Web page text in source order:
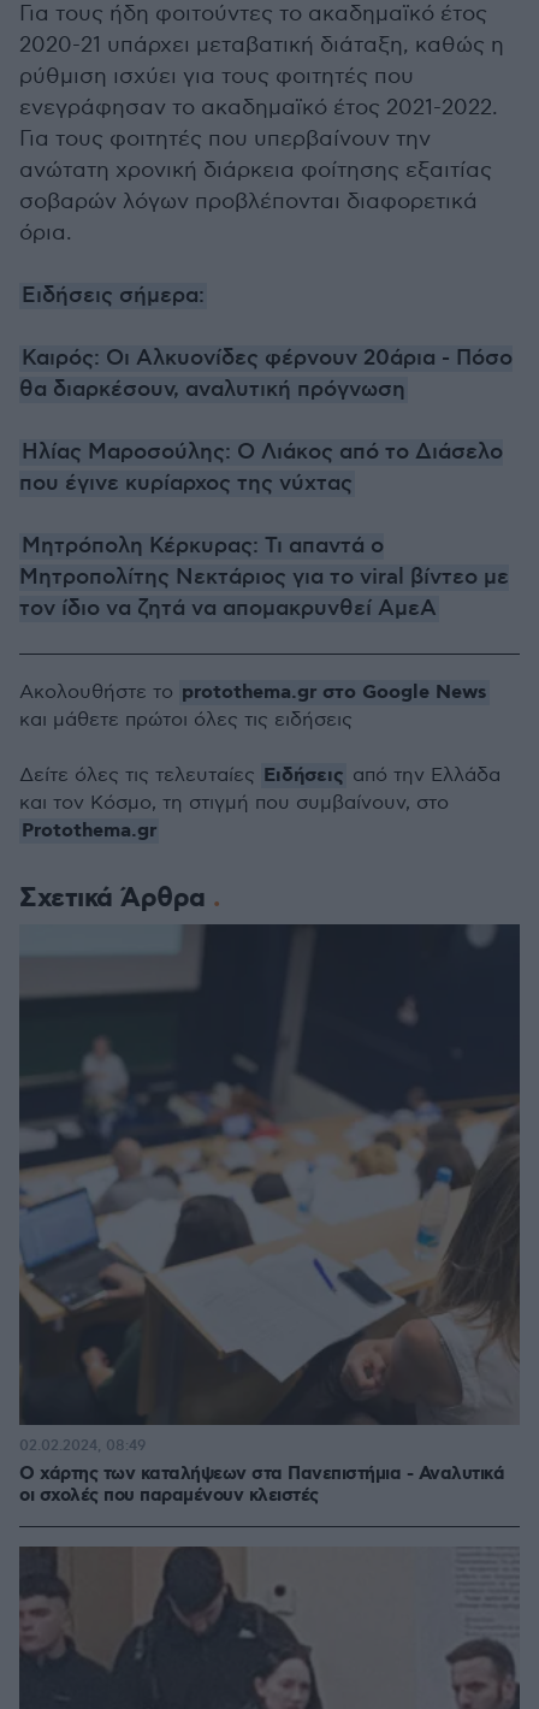
Για τους ήδη φοιτούντες το ακαδημαϊκό έτος
2020-21 υπάρχει μεταβατική διάταξη, καθώς η
ρύθμιση ισχύει για τους φοιτητές που
ενεγράφησαν το ακαδημαϊκό έτος 2021-2022.
Για τους φοιτητές που υπερβαίνουν την
ανώτατη χρονική διάρκεια φοίτησης εξαιτίας
σοβαρών λόγων προβλέπονται διαφορετικά
όρια.
Ειδήσεις σήμερα:
Καιρός: Οι Αλκυονίδες φέρνουν 20άρια - Πόσο
θα διαρκέσουν, αναλυτική πρόγνωση
Ηλίας Μαροσούλης: Ο Λιάκος από το Διάσελο
που έγινε κυρίαρχος της νύχτας
Μητρόπολη Κέρκυρας: Τι απαντά ο
Μητροπολίτης Νεκτάριος για το viral βίντεο με
τον ίδιο να ζητά να απομακρυνθεί ΑμεΑ
Σχετικά Άρθρα
Ο χάρτης των καταλήψεων στα Πανεπιστήμια - Αναλυτικά
οι σχολές που παραμένουν κλειστές
02.02.2024, 08:49
Ακολουθήστε το protothema.gr στο Google News
και μάθετε πρώτοι όλες τις ειδήσεις
Δείτε όλες τις τελευταίες Ειδήσεις από την Ελλάδα
και τον Κόσμο, τη στιγμή που συμβαίνουν, στο
Protothema.gr